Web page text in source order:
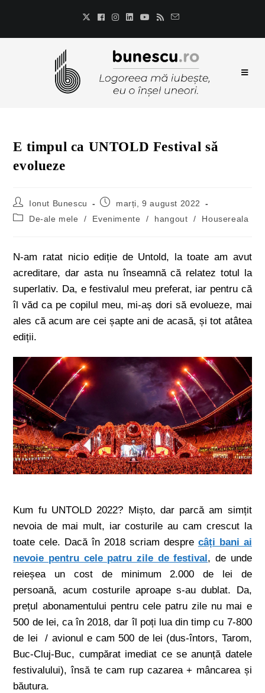
E timpul ca UNTOLD Festival să
evolueze
Ionut Bunescu
marți, 9 august 2022
De-ale mele
/ Evenimente / hangout / Housereala
N-am ratat nicio ediție de Untold, la toate am avut
acreditare, dar asta nu înseamnă că relatez totul la
superlativ. Da, e festivalul meu preferat, iar pentru că
îl văd ca pe copilul meu, mi-aș dori să evolueze, mai
ales că acum are cei șapte ani de acasă, și tot atâtea
ediții.
Kum fu UNTOLD 2022? Mișto, dar parcă am simțit
nevoia de mai mult, iar costurile au cam crescut la
toate cele. Dacă în 2018 scriam despre câți bani ai
nevoie pentru cele patru zile de festival , de unde
reieșea un cost de minimum 2.000 de lei de
persoană, acum costurile aproape s-au dublat. Da,
prețul abonamentului pentru cele patru zile nu mai e
500 de lei, ca în 2018, dar îl poți lua din timp cu 7-800
de lei / avionul e cam 500 de lei (dus-întors, Tarom,
Buc-Cluj-Buc, cumpărat imediat ce se anunță datele
festivalului), însă te cam rup cazarea + mâncarea și
băutura.